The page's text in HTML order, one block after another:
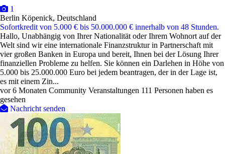
1
Berlin Köpenick, Deutschland
Sofortkredit von 5.000 € bis 50.000.000 € innerhalb von 48 Stunden.
Hallo, Unabhängig von Ihrer Nationalität oder Ihrem Wohnort auf der
Welt sind wir eine internationale Finanzstruktur in Partnerschaft mit
vier großen Banken in Europa und bereit, Ihnen bei der Lösung Ihrer
finanziellen Probleme zu helfen. Sie können ein Darlehen in Höhe von
5.000 bis 25.000.000 Euro bei jedem beantragen, der in der Lage ist,
es mit einem Zin...
vor 6 Monaten Community Veranstaltungen 111 Personen haben es
gesehen
Nachricht senden